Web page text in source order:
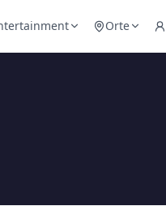
Orte